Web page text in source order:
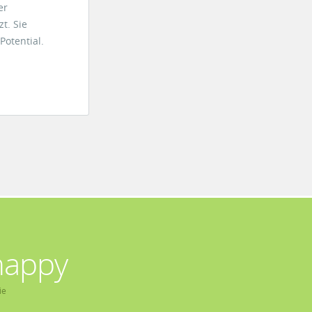
Sie